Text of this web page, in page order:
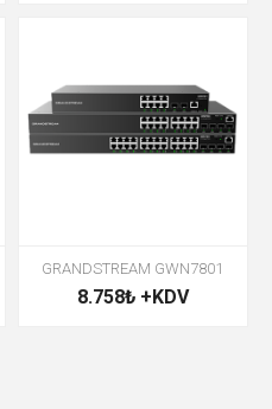
GRANDSTREAM GWN7801
8.758₺ +KDV